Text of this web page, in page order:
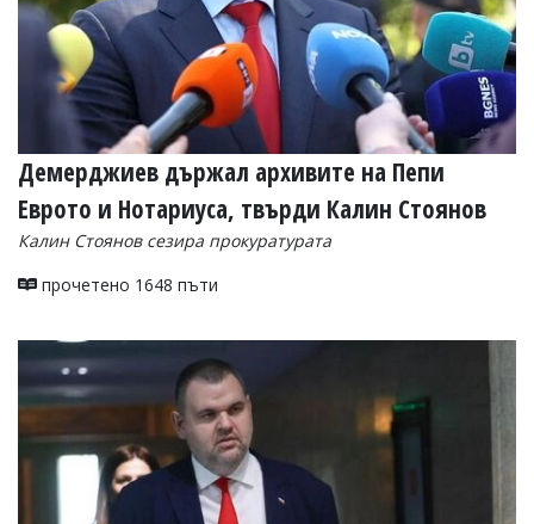
Демерджиев държал архивите на Пепи
Еврото и Нотариуса, твърди Калин Стоянов
Калин Стоянов сезира прокуратурата
прочетено 1648 пъти